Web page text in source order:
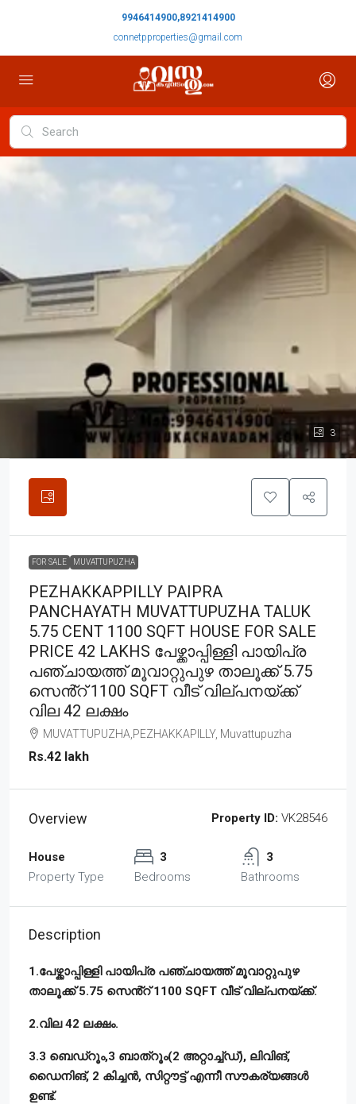
9946414900,8921414900
connetpproperties@gmail.com
3
FOR SALE MUVATTUPUZHA
PEZHAKKAPPILLY PAIPRA
PANCHAYATH MUVATTUPUZHA TALUK
5.75 CENT 1100 SQFT HOUSE FOR SALE
PRICE 42 LAKHS പേഴ്ക്കാപ്പിള്ളി പായിപ്ര
പഞ്ചായത്ത് മൂവാറ്റുപുഴ താലൂക്ക് 5.75
സെൻ്റ് 1100 SQFT വീട് വില്പനയ്ക്ക്
വില 42 ലക്ഷം
MUVATTUPUZHA,PEZHAKKAPILLY, Muvattupuzha
Rs.42 lakh
Overview Property ID: VK28546
House
Property Type
3
Bedrooms
3
Bathrooms
Description
1.പേഴ്ക്കാപ്പിള്ളി പായിപ്ര പഞ്ചായത്ത് മൂവാറ്റുപുഴ
താലൂക്ക് 5.75 സെൻ്റ് 1100 SQFT വീട് വില്പനയ്ക്ക്.
2.വില 42 ലക്ഷം.
3.3 ബെഡ്റൂം,3 ബാത്റൂം(2 അറ്റാച്ച്ഡ്), ലിവിങ്,
ഡൈനിങ്, 2 കിച്ചൻ, സിറ്റൗട്ട് എന്നീ സൗകര്യങ്ങൾ
ഉണ്ട്.